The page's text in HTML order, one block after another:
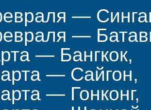
—
—
— Бангкок,
— Сайгон,
— Гонконг,